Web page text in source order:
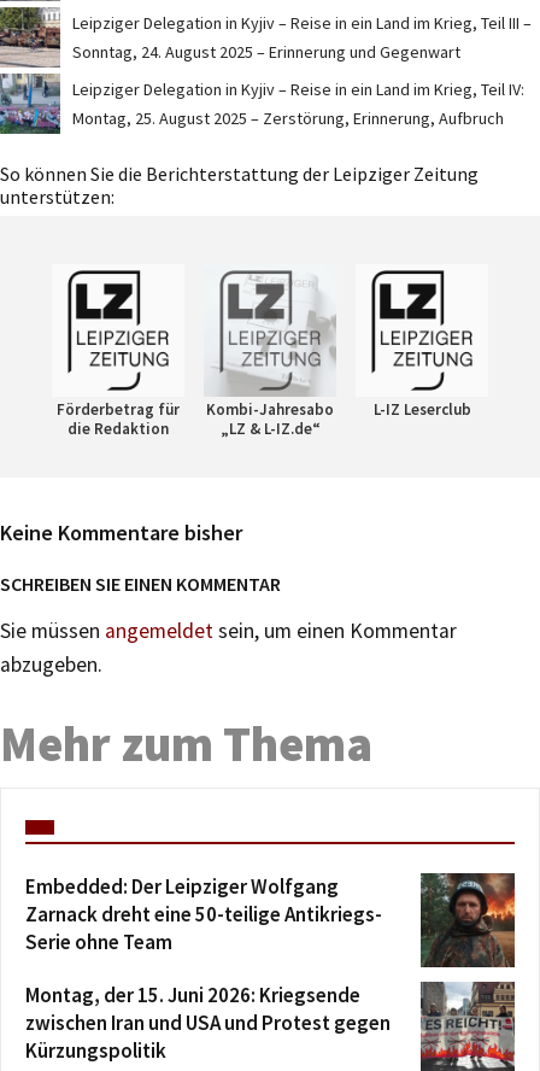
Leipziger Delegation in Kyjiv – Reise in ein Land im Krieg, Teil III –
Sonntag, 24. August 2025 – Erinnerung und Gegenwart
Leipziger Delegation in Kyjiv – Reise in ein Land im Krieg, Teil IV:
Montag, 25. August 2025 – Zerstörung, Erinnerung, Aufbruch
So können Sie die Berichterstattung der Leipziger Zeitung
unterstützen:
Förderbetrag für
die Redaktion
Kombi-Jahresabo
„LZ & L-IZ.de“
L-IZ Leserclub
Keine Kommentare bisher
SCHREIBEN SIE EINEN KOMMENTAR
Sie müssen angemeldetsein, um einen Kommentar
abzugeben.
Mehr zum Thema
Embedded: Der Leipziger Wolfgang
Zarnack dreht eine 50-teilige Antikriegs-
Serie ohne Team
Montag, der 15. Juni 2026: Kriegsende
zwischen Iran und USA und Protest gegen
Kürzungspolitik